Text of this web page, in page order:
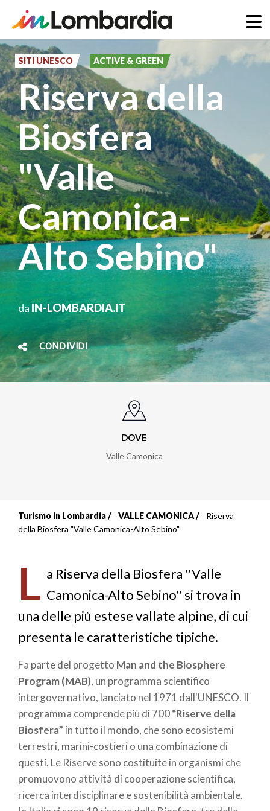
Salta
al
contenuto
principale
SITI UNESCO ACTIVE & GREEN
Riserva della
Biosfera
"Valle
Camonica-
Alto Sebino"
da IN-LOMBARDIA.IT
CONDIVIDI
DOVE
Valle Camonica
Briciole
pane
Turismo in Lombardia VALLE CAMONICA
Riserva
della Biosfera "Valle Camonica-Alto Sebino"
L a Riserva della Biosfera "Valle
Camonica-Alto Sebino" si trova in
una delle più estese vallate alpine, di cui
presenta le caratteristiche tipiche.
Fa parte del progetto Man and the Biosphere
Program (MAB), un programma scientifico
intergovernativo, lanciato nel 1971 dall'UNESCO. Il
programma comprende più di 700“Riserve della
Biosfera” in tutto il mondo, che sono ecosistemi
terrestri, marini-costieri o una combinazione di
questi. Le Riserve sono costituite in organismi che
promuovono attività di cooperazione scientifica,
ricerca interdisciplinare e sostenibilità ambientale.